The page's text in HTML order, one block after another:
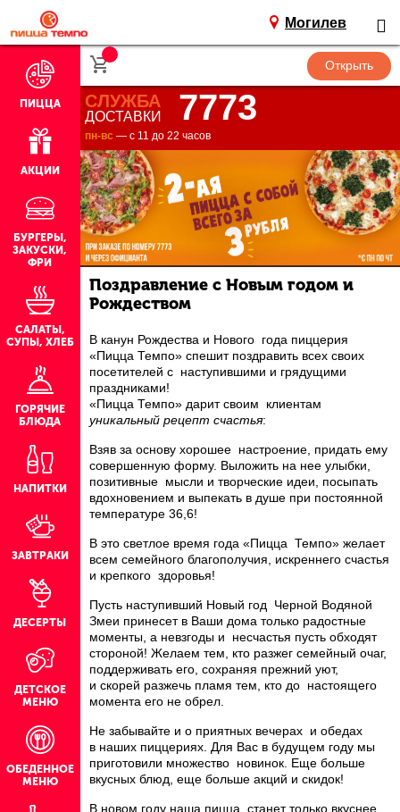
Могилев
ПИЦЦА
АКЦИИ
БУРГЕРЫ,
ЗАКУСКИ,
ФРИ
САЛАТЫ,
СУПЫ, ХЛЕБ
ГОРЯЧИЕ
БЛЮДА
НАПИТКИ
ЗАВТРАКИ
ДЕСЕРТЫ
ДЕТСКОЕ
МЕНЮ
ОБЕДЕННОЕ
МЕНЮ
СЛУЖБА
ДОСТАВКИ 7773
пн-вс — с 11 до 22 часов
Поздравление с Новым годом и
Рождеством
В канун Рождества и Нового года пиццерия
«Пицца Темпо» спешит поздравить всех своих
посетителей с наступившими и грядущими
праздниками!
«Пицца Темпо» дарит своим клиентам
уникальный рецепт счастья:
Взяв за основу хорошее настроение, придать ему
совершенную форму. Выложить на нее улыбки,
позитивные мысли и творческие идеи, посыпать
вдохновением и выпекать в душе при постоянной
температуре 36,6!
В это светлое время года «Пицца Темпо» желает
всем семейного благополучия, искреннего счастья
и крепкого здоровья!
Пусть наступивший Новый год Черной Водяной
Змеи принесет в Ваши дома только радостные
моменты, а невзгоды и несчастья пусть обходят
стороной! Желаем тем, кто разжег семейный очаг,
поддерживать его, сохраняя прежний уют,
и скорей разжечь пламя тем, кто до настоящего
момента его не обрел.
Не забывайте и о приятных вечерах и обедах
в наших пиццериях. Для Вас в будущем году мы
приготовили множество новинок. Еще больше
вкусных блюд, еще больше акций и скидок!
В новом году наша пицца станет только вкуснее,